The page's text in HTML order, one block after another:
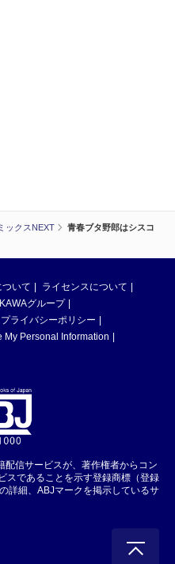
ックスNEXT
青春ブタ野郎はシスコ
ついて
ライセンスについて
グループ
プライバシーポリシー
My Personal Information
信サービスが、著作権者からコン
スであることを示す登録商標（登録
詳細、ABJマークを掲示しているサ